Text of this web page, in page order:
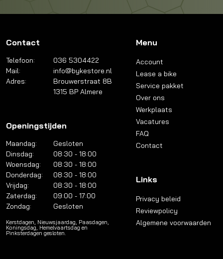
Contact
Telefoon:
036 5304422
Mail:
info@bykestore.nl
Adres:
Brouwerstraat 8B
1315 BP Almere
Openingstijden
Maandag:
Gesloten
Dinsdag:
08:30 - 18:00
Woensdag:
08:30 - 18:00
Donderdag:
08:30 - 18:00
Vrijdag:
08:30 - 18:00
Zaterdag:
09:00 - 17:00
Zondag:
Gesloten
Kerstdagen, Nieuwsjaardag, Paasdagen,
Koningsdag, Hemelvaartsdag en
Pinksterdagen gesloten.
Menu
Account
Lease a bike
Service pakket
Over ons
Werkplaats
Vacatures
FAQ
Contact
Links
Privacy beleid
Reviewpolicy
Algemene voorwaarden